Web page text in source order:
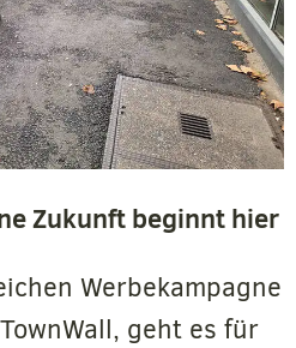
Zukunft beginnt hier
Werbekampagne
geht es für